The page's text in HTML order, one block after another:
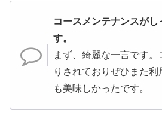
コースメンテナンスがし
す。
まず、綺麗な一言です
りされておりぜひまた
も美味しかったです。